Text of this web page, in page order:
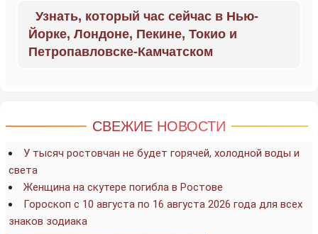
Узнать, который час сейчас в Нью-
Йорке, Лондоне, Пекине, Токио и
Петропавловске-Камчатском
СВЕЖИЕ НОВОСТИ
У тысяч ростовчан не будет горячей, холодной воды и
света
Женщина на скутере погибла в Ростове
Гороскоп с 10 августа по 16 августа 2026 года для всех
знаков зодиака